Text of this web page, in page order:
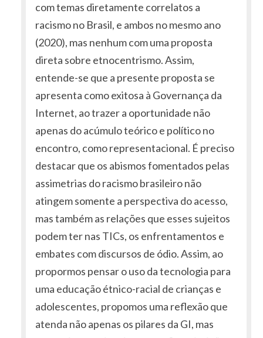
com temas diretamente correlatos a
racismo no Brasil, e ambos no mesmo ano
(2020), mas nenhum com uma proposta
direta sobre etnocentrismo. Assim,
entende-se que a presente proposta se
apresenta como exitosa à Governança da
Internet, ao trazer a oportunidade não
apenas do acúmulo teórico e político no
encontro, como representacional. É preciso
destacar que os abismos fomentados pelas
assimetrias do racismo brasileiro não
atingem somente a perspectiva do acesso,
mas também as relações que esses sujeitos
podem ter nas TICs, os enfrentamentos e
embates com discursos de ódio. Assim, ao
propormos pensar o uso da tecnologia para
uma educação étnico-racial de crianças e
adolescentes, propomos uma reflexão que
atenda não apenas os pilares da GI, mas